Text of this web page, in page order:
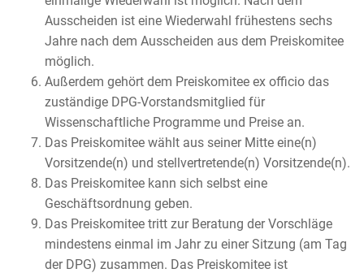
Ausscheiden ist eine Wiederwahl frühestens sechs
Jahre nach dem Ausscheiden aus dem Preiskomitee
möglich.
Außerdem gehört dem Preiskomitee ex officio das
zuständige DPG-Vorstandsmitglied für
Wissenschaftliche Programme und Preise an.
Das Preiskomitee wählt aus seiner Mitte eine(n)
Vorsitzende(n) und stellvertretende(n) Vorsitzende(n).
Das Preiskomitee kann sich selbst eine
Geschäftsordnung geben.
Das Preiskomitee tritt zur Beratung der Vorschläge
mindestens einmal im Jahr zu einer Sitzung (am Tag
der DPG) zusammen. Das Preiskomitee ist